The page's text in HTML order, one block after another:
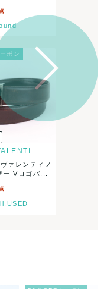
ポン
GIANNI VALENTINO
ァレンティノ
ー Vロゴバ...